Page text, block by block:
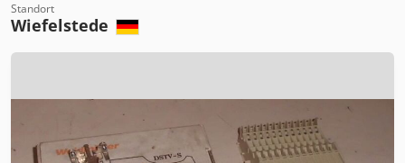
Standort
Wiefelstede